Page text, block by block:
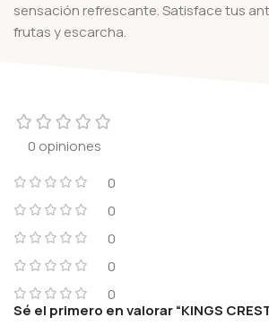
sensación refrescante. Satisface tus
frutas y escarcha.
0 opiniones
0
0
0
0
0
Sé el primero en valorar “KINGS